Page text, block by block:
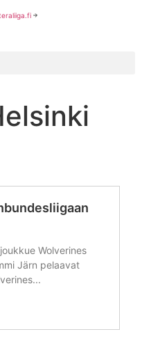
Wolverines
Järn pelaavat